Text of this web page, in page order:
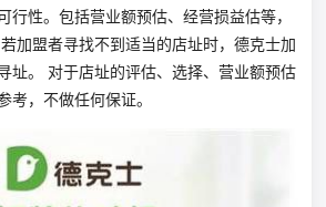
行性。包括营业额预估、经营损益估等，
加盟者寻找不到适当的店址时，德克士加
址。 对于店址的评估、选择、营业额预估
考，不做任何保证。